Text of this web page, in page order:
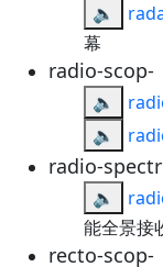
🔈
幕
radio-scop-
🔈
🔈
radio-
🔈
能全景接
recto-scop-